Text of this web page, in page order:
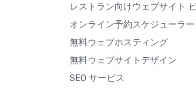
レストラン向けウェブサイト
オンライン予約スケジューラー
無料ウェブホスティング
無料ウェブサイトデザイン
SEO サービス